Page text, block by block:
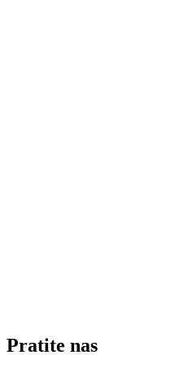
Pratite nas